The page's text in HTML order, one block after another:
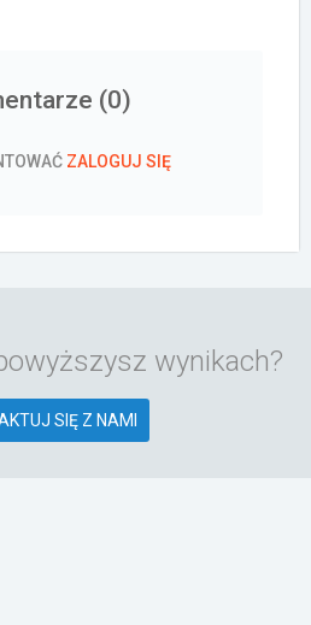
(0)
ZALOGUJ SIĘ
wynikach?
SIĘ Z NAMI